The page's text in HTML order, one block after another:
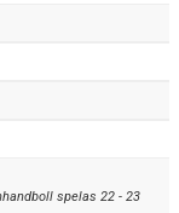
spelas 22 - 23